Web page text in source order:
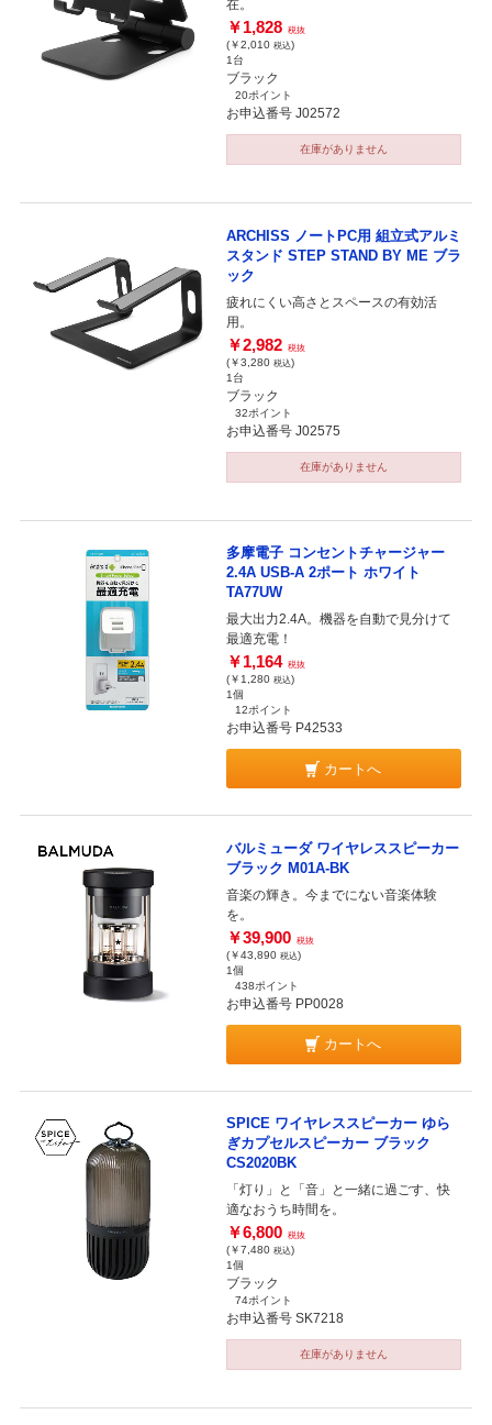
在。
￥1,828 税抜
(￥2,010 税込)
1台
ブラック
20ポイント
お申込番号 J02572
在庫がありません
ARCHISS ノートPC用 組立式アルミ
スタンド STEP STAND BY ME ブラ
ック
疲れにくい高さとスペースの有効活
用。
￥2,982 税抜
(￥3,280 税込)
1台
ブラック
32ポイント
お申込番号 J02575
在庫がありません
多摩電子 コンセントチャージャー
2.4A USB-A 2ポート ホワイト
TA77UW
最大出力2.4A。機器を自動で見分けて
最適充電！
￥1,164 税抜
(￥1,280 税込)
1個
12ポイント
お申込番号 P42533
カートへ
バルミューダ ワイヤレススピーカー
ブラック M01A-BK
音楽の輝き。今までにない音楽体験
を。
￥39,900 税抜
(￥43,890 税込)
1個
438ポイント
お申込番号 PP0028
カートへ
SPICE ワイヤレススピーカー ゆら
ぎカプセルスピーカー ブラック
CS2020BK
「灯り」と「音」と一緒に過ごす、快
適なおうち時間を。
￥6,800 税抜
(￥7,480 税込)
1個
ブラック
74ポイント
お申込番号 SK7218
在庫がありません